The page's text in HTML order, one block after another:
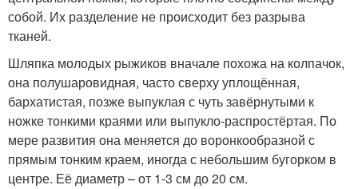
собой. Их разделение не происходит без разрыва
тканей.
Шляпка молодых рыжиков вначале похожа на колпачок,
она полушаровидная, часто сверху уплощённая,
бархатистая, позже выпуклая с чуть завёрнутыми к
ножке тонкими краями или выпукло-распростёртая. По
мере развития она меняется до воронкообразной с
прямым тонким краем, иногда с небольшим бугорком в
центре. Её диаметр – от 1-3 см до 20 см.